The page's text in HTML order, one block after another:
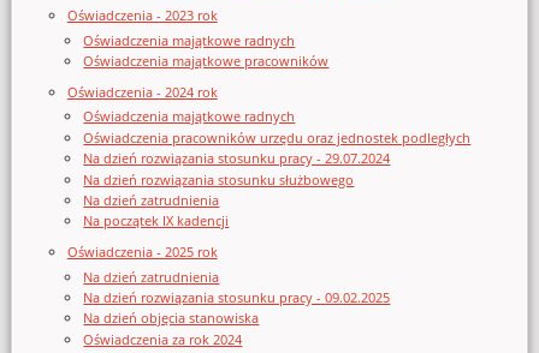
Oświadczenia - 2023 rok
Oświadczenia majątkowe radnych
Oświadczenia majątkowe pracowników
Oświadczenia - 2024 rok
Oświadczenia majątkowe radnych
Oświadczenia pracowników urzędu oraz jednostek podległych
Na dzień rozwiązania stosunku pracy - 29.07.2024
Na dzień rozwiązania stosunku służbowego
Na dzień zatrudnienia
Na początek IX kadencji
Oświadczenia - 2025 rok
Na dzień zatrudnienia
Na dzień rozwiązania stosunku pracy - 09.02.2025
Na dzień objęcia stanowiska
Oświadczenia za rok 2024